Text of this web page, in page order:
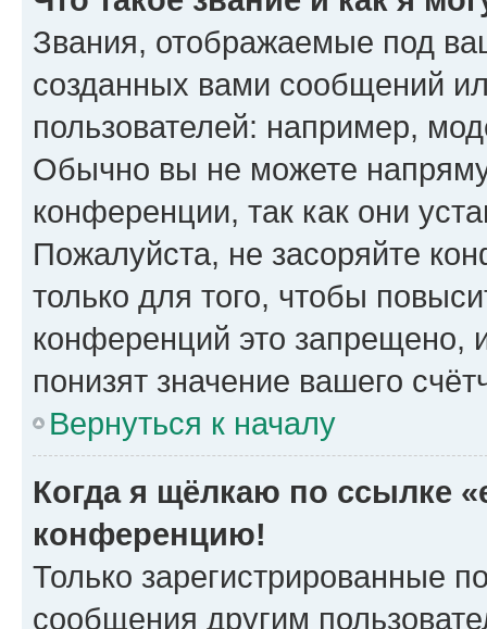
Звания, отображаемые под
созданных вами сообщений
пользователей: например,
Обычно вы не можете
конференции, так как они
Пожалуйста, не засоряйте
только для того, чтобы
конференций это запрещено,
понизят значение вашего
Вернуться к началу
Когда я щёлкаю по ссылке
конференцию!
Только зарегистрированные
сообщения другим